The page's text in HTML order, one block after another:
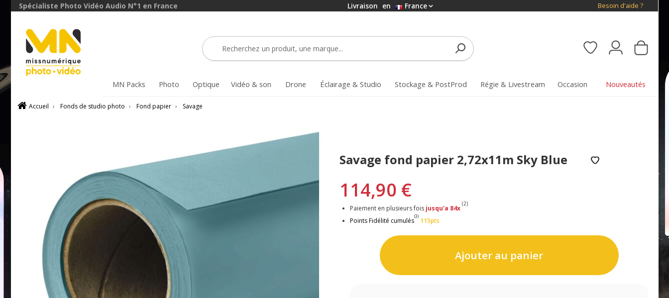
Spécialiste Photo Vidéo Audio N°1 en France Livraison en France Besoin d'aide ?
MN Packs Photo Optique Vidéo & son Drone Éclairage & Studio Stockage & PostProd Régie & Livestream Occasion Nouveautés
Accueil › Fonds de studio photo › Fond papier › Savage
Savage fond papier 2,72x11m Sky Blue
114,90 €
Paiement en plusieurs fois jusqu'a 84x
(2)
Points Fidélité cumulés
(3)
115pts
Ajouter au panier